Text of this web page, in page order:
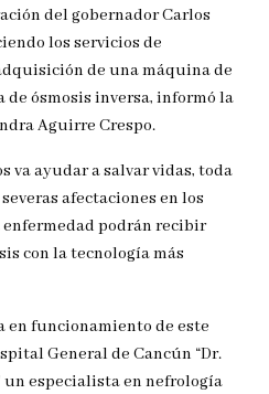
del gobernador Carlos
los servicios de
de una máquina de
ósmosis inversa, informó la
Aguirre Crespo.
va ayudar a salvar vidas, toda
afectaciones en los
podrán recibir
con la tecnología más
en funcionamiento de este
General de Cancún “Dr.
un especialista en nefrología